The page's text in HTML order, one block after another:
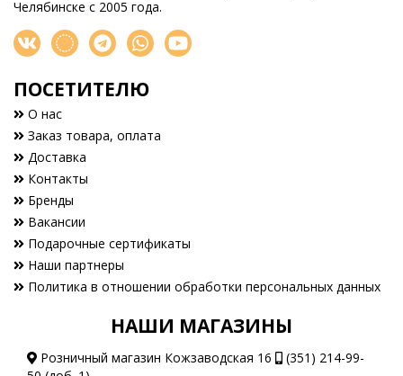
Челябинске с 2005 года.
ПОСЕТИТЕЛЮ
О нас
Заказ товара, оплата
Доставка
Контакты
Бренды
Вакансии
Подарочные сертификаты
Наши партнеры
Политика в отношении обработки персональных данных
НАШИ МАГАЗИНЫ
Розничный магазин Кожзаводская 16
(351) 214-99-